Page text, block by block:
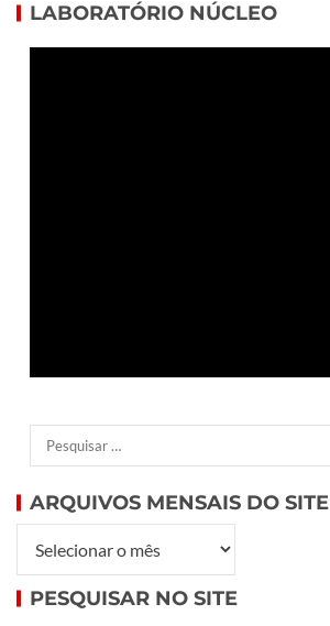
LABORATÓRIO NÚCLEO
ARQUIVOS MENSAIS DO SITE
PESQUISAR NO SITE